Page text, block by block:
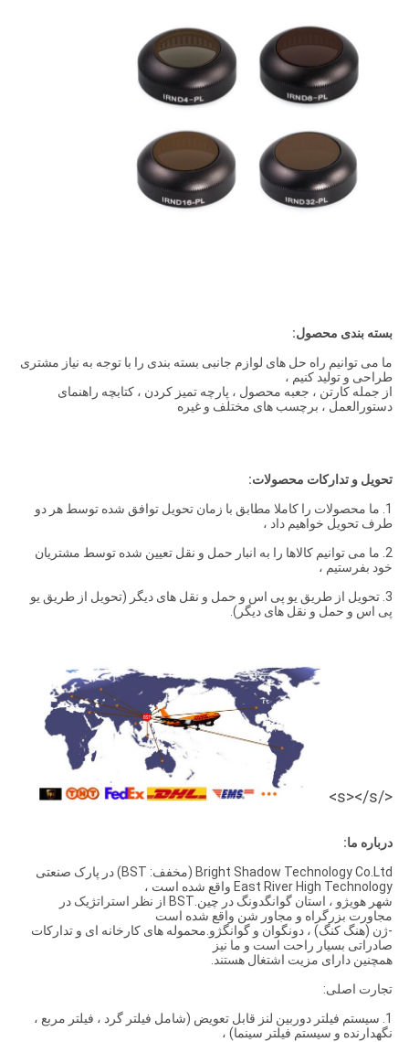
بسته بندی محصول:
ما می توانیم راه حل های لوازم جانبی بسته بندی را با توجه به نیاز مشتری
طراحی و تولید کنیم ،
از جمله کارتن ، جعبه محصول ، پارچه تمیز کردن ، کتابچه راهنمای
دستورالعمل ، برچسب های مختلف و غیره
تحویل و تدارکات محصولات:
1. ما محصولات را کاملا مطابق با زمان تحویل توافق شده توسط هر دو
طرف تحویل خواهیم داد ،
2. ما می توانیم کالاها را به انبار حمل و نقل تعیین شده توسط مشتریان
خود بفرستیم ،
3. تحویل از طریق یو پی اس و حمل و نقل های دیگر (تحویل از طریق یو
پی اس و حمل و نقل های دیگر).
</s></s>
درباره ما:
Bright Shadow Technology Co.Ltd (مخفف: BST) در پارک صنعتی
East River High Technology واقع شده است ،
شهر هویژو ، استان گوانگدونگ در چین.BST از نظر استراتژیک در
مجاورت بزرگراه و مجاور شن واقع شده است
-ژن (هنگ کنگ) ، دونگوان و گوانگژو.محموله های کارخانه ای و تدارکات
صادراتی بسیار راحت است و ما نیز
همچنین دارای مزیت اشتغال هستند.
تجارت اصلی:
1. سیستم فیلتر دوربین لنز قابل تعویض (شامل فیلتر گرد ، فیلتر مربع ،
نگهدارنده و سیستم فیلتر سینما) ،